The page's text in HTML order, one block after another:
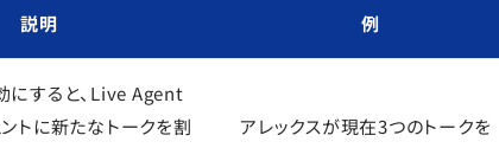
説明 例
にすると、Live Agent
トに新たなトークを割
アレックスが現在3つのトークを